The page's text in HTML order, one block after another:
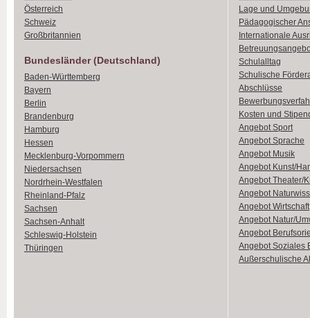
Österreich
Schweiz
Großbritannien
Bundesländer (Deutschland)
Baden-Württemberg
Bayern
Berlin
Brandenburg
Hamburg
Hessen
Mecklenburg-Vorpommern
Niedersachsen
Nordrhein-Westfalen
Rheinland-Pfalz
Sachsen
Sachsen-Anhalt
Schleswig-Holstein
Thüringen
Lage und
Pädagogischer
Internationale
Schulalltag
Schulische
Abschlüsse
Kosten und
Angebot Sport
Angebot Sprache
Angebot Musik
Angebot Kunst/
Angebot Theater/
Angebot
Angebot Wirtschaft
Angebot Natur/
Angebot
Angebot Soziales
Außerschulische